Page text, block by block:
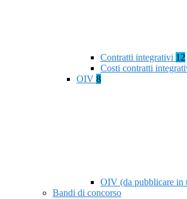
Contratti integrativi 12
Costi contratti
OIV 8
OIV (da pubblicare in
Bandi di concorso